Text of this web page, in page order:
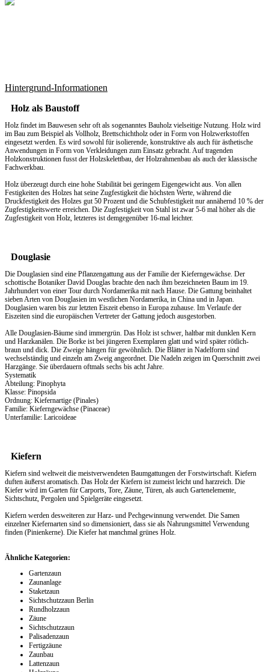
Hintergrund-Informationen
Holz als Baustoff
Holz findet im Bauwesen sehr oft als sogenanntes Bauholz vielseitige Nutzung. Holz wird
im Bau zum Beispiel als Vollholz, Brettschichtholz oder in Form von Holzwerkstoffen
eingesetzt werden. Es wird sowohl für isolierende, konstruktive als auch für ästhetische
Anwendungen in Form von Verkleidungen zum Einsatz gebracht. Auf tragenden
Holzkonstruktionen fusst der Holzskelettbau, der Holzrahmenbau als auch der klassische
Fachwerkbau.
Holz überzeugt durch eine hohe Stabilität bei geringem Eigengewicht aus. Von allen
Festigkeiten des Holzes hat seine Zugfestigkeit die höchsten Werte, während die
Druckfestigkeit des Holzes gut 50 Prozent und die Schubfestigkeit nur annähernd 10 % der
Zugfestigkeitswerte erreichen. Die Zugfestigkeit von Stahl ist zwar 5-6 mal höher als die
Zugfestigkeit von Holz, letzteres ist demgegenüber 16-mal leichter.
Douglasie
Die Douglasien sind eine Pflanzengattung aus der Familie der Kieferngewächse. Der
schottische Botaniker David Douglas brachte den nach ihm bezeichneten Baum im 19.
Jahrhundert von einer Tour durch Nordamerika mit nach Hause. Die Gattung beinhaltet
sieben Arten von Douglasien im westlichen Nordamerika, in China und in Japan.
Douglasien waren bis zur letzten Eiszeit ebenso in Europa zuhause. Im Verlaufe der
Eiszeiten sind die europäischen Vertreter der Gattung jedoch ausgestorben.
Alle Douglasien-Bäume sind immergrün. Das Holz ist schwer, haltbar mit dunklen Kern
und Harzkanälen. Die Borke ist bei jüngeren Exemplaren glatt und wird später rötlich-
braun und dick. Die Zweige hängen für gewöhnlich. Die Blätter in Nadelform sind
wechselständig und einzeln am Zweig angeordnet. Die Nadeln zeigen im Querschnitt zwei
Harzgänge. Sie überdauern oftmals sechs bis acht Jahre.
Systematik
Abteilung: Pinophyta
Klasse: Pinopsida
Ordnung: Kiefernartige (Pinales)
Familie: Kieferngewächse (Pinaceae)
Unterfamilie: Laricoideae
Kiefern
Kiefern sind weltweit die meistverwendeten Baumgattungen der Forstwirtschaft. Kiefern
duften äußerst aromatisch. Das Holz der Kiefern ist zumeist leicht und harzreich. Die
Kiefer wird im Garten für Carports, Tore, Zäune, Türen, als auch Gartenelemente,
Sichtschutz, Pergolen und Spielgeräte eingesetzt.
Kiefern werden desweiteren zur Harz- und Pechgewinnung verwendet. Die Samen
einzelner Kiefernarten sind so dimensioniert, dass sie als Nahrungsmittel Verwendung
finden (Pinienkerne). Die Kiefer hat manchmal grünes Holz.
Ähnliche Kategorien:
Gartenzaun
Zaunanlage
Staketzaun
Sichtschutzzaun Berlin
Rundholzzaun
Zäune
Sichtschutzzaun
Palisadenzaun
Fertigzäune
Zaunbau
Lattenzaun